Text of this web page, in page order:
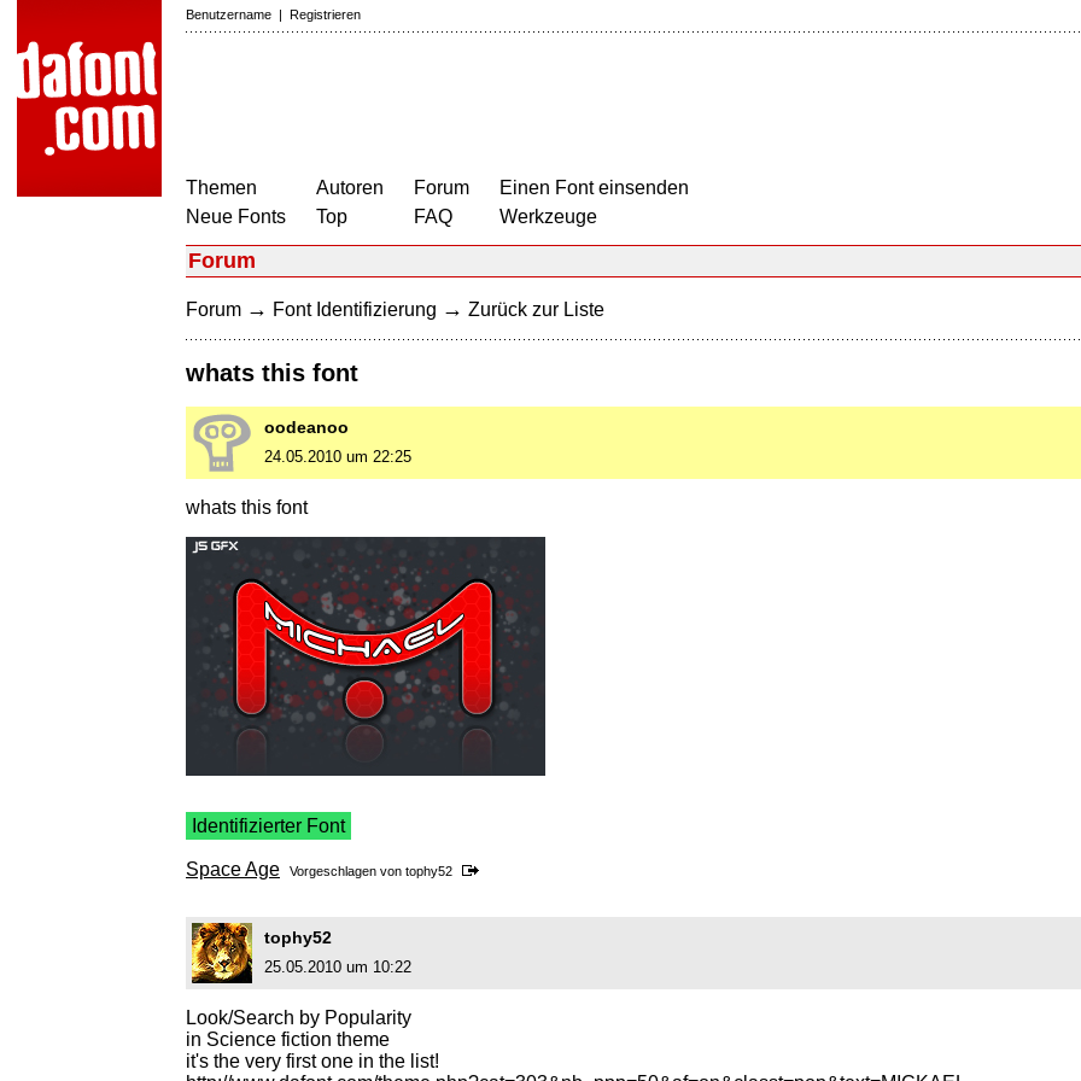
Benutzername | Registrieren
Themen
Neue Fonts
Autoren
Top
Forum
FAQ
Einen Font einsenden
Werkzeuge
Forum
Forum → Font Identifizierung → Zurück zur Liste
whats this font
oodeanoo
24.05.2010 um 22:25
whats this font
Identifizierter Font
Space Age Vorgeschlagen von tophy52
tophy52
25.05.2010 um 10:22
Look/Search by Popularity
in Science fiction theme
it's the very first one in the list!